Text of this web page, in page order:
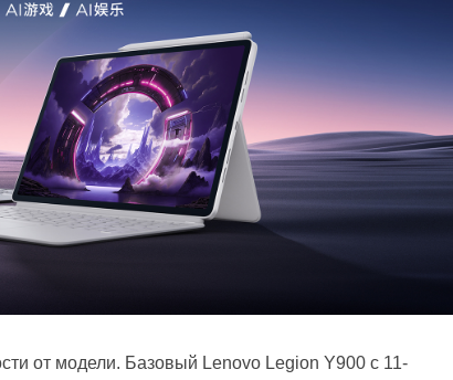
от модели. Базовый Lenovo Legion Y900 с 11-